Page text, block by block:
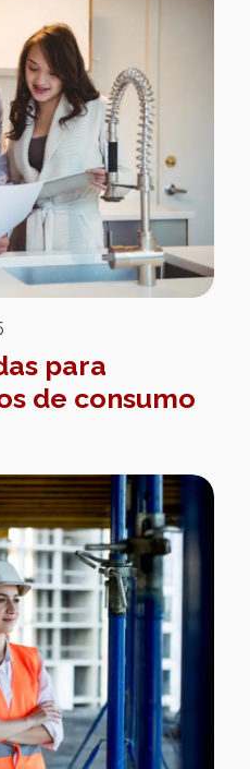
para
de consumo